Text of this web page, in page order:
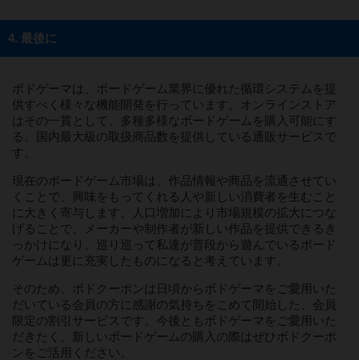
4. 最後に
ボドゲーマは、ボードゲーム業界に優れた循環システムを提
供すべく様々な機能開発を行っています。オンラインストア
はその一貫として、多種多様なボードゲームを購入可能にす
る、国内最大級の取扱商品数を提供している通販サービスで
す。
現在のボードゲーム市場は、作品情報や商品を流通させてい
くことで、興味をもってくれる人や新しい消費者を生むこと
に大きく寄与します。人口増加により市場規模の拡大につな
げることで、メーカーや制作者が新しい作品を提供できるき
っかけになり、巡り巡って私達が普段から遊んでいるボード
ゲームは更に充実したものになると考えています。
そのため、ボドクーポンは日頃からボドゲーマをご愛用いた
だいている会員の方に感謝の気持ちをこめて開始した、会員
限定の割引サービスです。今後ともボドゲーマをご愛用いた
だきたく、新しいボードゲームの購入の際はぜひボドクーポ
ンをご活用ください。